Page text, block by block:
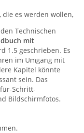
es werden wollen,
Technischen
mit
1.5 geschrieben. Es
im Umgang mit
Kapitel könnte
sein. Das
Schritt-
Bildschirmfotos.